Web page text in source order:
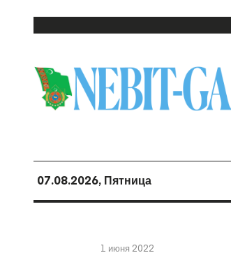
07.08.2026, Пятница
1 июня 2022